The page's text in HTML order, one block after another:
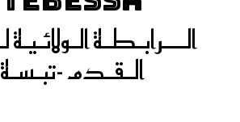
الـــرابـطـة
الـقـدم -تبـسـة